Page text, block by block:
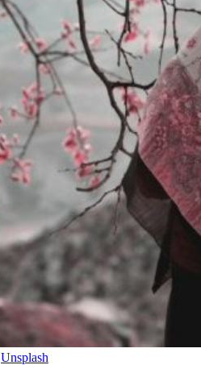
Unsplash